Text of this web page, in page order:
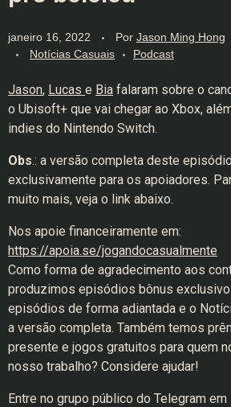
janeiro 16, 2022 Por Jason Ming Hong
Notícias Casuais
Podcast
Jason, Lucas e Bia falaram sobre o
o Ubisoft+ que vai chegar ao Xbox,
indies do Nintendo Switch.
Obs.: a versão completa deste
exclusivamente para os apoiadores.
muito mais, veja o link abaixo.
Nos apoie financeiramente em:
https://apoia.se/jogandocasualmente
Como forma de agradecimento aos
produzimos episódios bônus
episódios de forma adiantada e o
a versão completa. Também temos
presente e jogos gratuitos para quem
nosso trabalho? Considere ajudar!
Entre no grupo público do Telegram em